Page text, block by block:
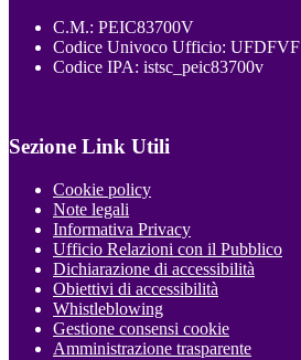
C.M.: PEIC83700V
Codice Univoco Ufficio: UFDFVF
Codice IPA: istsc_peic83700v
Sezione Link Utili
Cookie policy
Note legali
Informativa Privacy
Ufficio Relazioni con il Pubblico
Dichiarazione di accessibilità
Obiettivi di accessibilità
Whistleblowing
Gestione consensi cookie
Amministrazione trasparente